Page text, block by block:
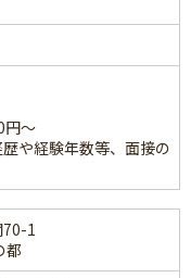
～
経験年数等、面接の
1
都